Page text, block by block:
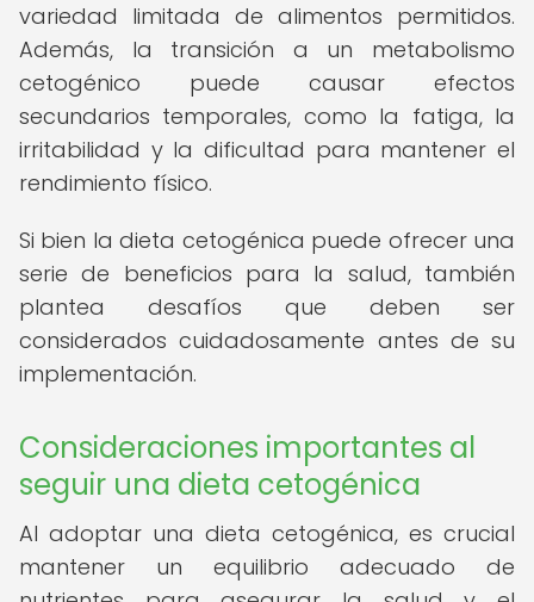
variedad limitada de alimentos permitidos.
Además, la transición a un metabolismo
cetogénico puede causar efectos
secundarios temporales, como la fatiga, la
irritabilidad y la dificultad para mantener el
rendimiento físico.
Si bien la dieta cetogénica puede ofrecer una
serie de beneficios para la salud, también
plantea desafíos que deben ser
considerados cuidadosamente antes de su
implementación.
Consideraciones importantes al
seguir una dieta cetogénica
Al adoptar una dieta cetogénica, es crucial
mantener un equilibrio adecuado de